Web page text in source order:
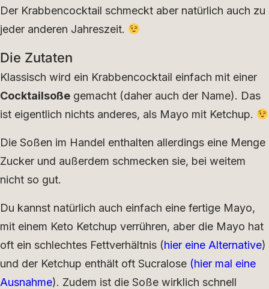
Der Krabbencocktail schmeckt aber natürlich auch zu
jeder anderen Jahreszeit.
Die Zutaten
Klassisch wird ein Krabbencocktail einfach mit einer
Cocktailsoße gemacht (daher auch der Name). Das
ist eigentlich nichts anderes, als Mayo mit Ketchup.
Die Soßen im Handel enthalten allerdings eine Menge
Zucker und außerdem schmecken sie, bei weitem
nicht so gut.
Du kannst natürlich auch einfach eine fertige Mayo,
mit einem Keto Ketchup verrühren, aber die Mayo hat
oft ein schlechtes Fettverhältnis (hier eine Alternative)
und der Ketchup enthält oft Sucralose (hier mal eine
Ausnahme). Zudem ist die Soße wirklich schnell